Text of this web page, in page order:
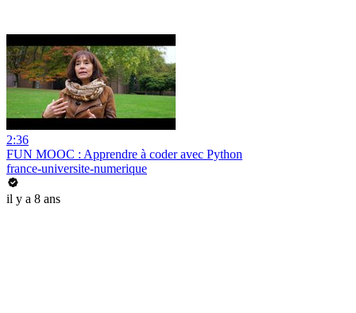
2:36
FUN MOOC : Apprendre à coder avec Python
france-universite-numerique
il y a 8 ans